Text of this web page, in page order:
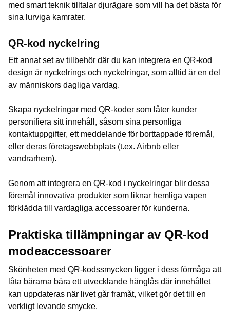
med smart teknik tilltalar djurägare som vill ha det bästa för
sina lurviga kamrater.
QR-kod nyckelring
Ett annat set av tillbehör där du kan integrera en QR-kod
design är nyckelrings och nyckelringar, som alltid är en del
av människors dagliga vardag.
Skapa nyckelringar med QR-koder som låter kunder
personifiera sitt innehåll, såsom sina personliga
kontaktuppgifter, ett meddelande för borttappade föremål,
eller deras företagswebbplats (t.ex. Airbnb eller
vandrarhem).
Genom att integrera en QR-kod i nyckelringar blir dessa
föremål innovativa produkter som liknar hemliga vapen
förklädda till vardagliga accessoarer för kunderna.
Praktiska tillämpningar av QR-kod
modeaccessoarer
Skönheten med QR-kodssmycken ligger i dess förmåga att
låta bärarna bära ett utvecklande hänglås där innehållet
kan uppdateras när livet går framåt, vilket gör det till en
verkligt levande smycke.